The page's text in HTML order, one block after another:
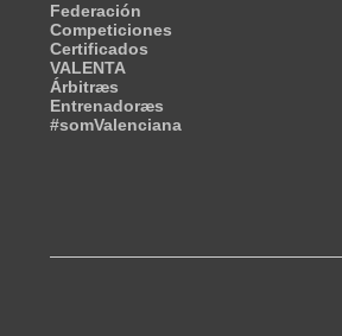
Federación
Competiciones
Certificados
VALENTA
Árbitræs
Entrenadoræs
#somValenciana